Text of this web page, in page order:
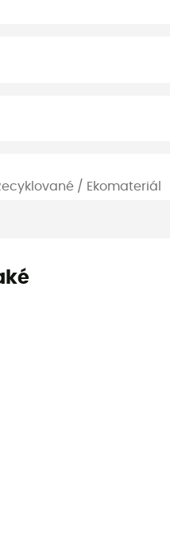
/ Ekomateriál